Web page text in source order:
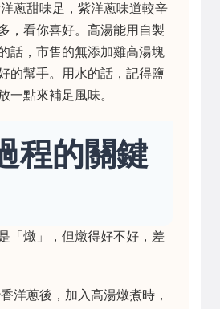
蔥甜味足，紫洋蔥味道較辛
，看你喜好。高湯能用自製
話，市售的無添加雞高湯塊
的幫手。用水的話，記得鹽
一點來補足風味。
程的關鍵
「燉」，但燉得好不好，差
洋蔥後，加入高湯燉煮時，